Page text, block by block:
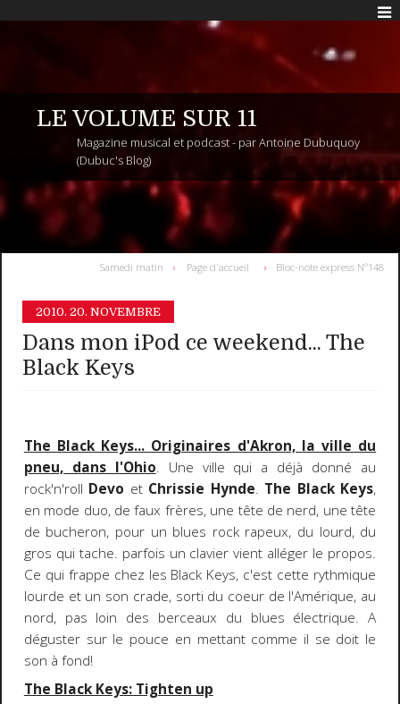
LE VOLUME SUR 11
Magazine musical et podcast - par Antoine Dubuquoy
(Dubuc's Blog)
Samedi matin Page d'accueil Bloc-note express N°148
2010. 20. NOVEMBRE
Dans mon iPod ce weekend... The
Black Keys
The Black Keys... Originaires d'Akron, la ville du
pneu, dans l'Ohio. Une ville qui a déjà donné au
rock'n'roll Devo et Chrissie Hynde. The Black Keys,
en mode duo, de faux frères, une tête de nerd, une tête
de bucheron, pour un blues rock rapeux, du lourd, du
gros qui tache. parfois un clavier vient alléger le propos.
Ce qui frappe chez les Black Keys, c'est cette rythmique
lourde et un son crade, sorti du coeur de l'Amérique, au
nord, pas loin des berceaux du blues électrique. A
déguster sur le pouce en mettant comme il se doit le
son à fond!
The Black Keys: Tighten up